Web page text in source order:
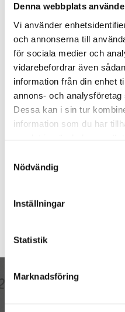
Denna webbplats
Vi använder
och annonserna till
för sociala medier och
vidarebefordrar även
information från din enhet
annons- och analysföretag
Dessa kan i sin tur
information som du har
Nödvändig
Inställningar
Statistik
Marknadsföring
Auktoriserad
Ludvig & Co AB
Båstad
Telefon
0431-765 26
Mobiltelefon